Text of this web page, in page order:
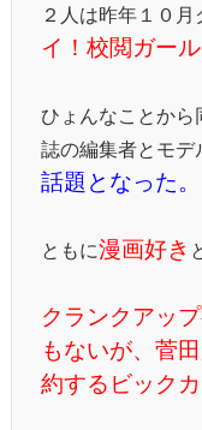
２人は昨年１０月
イ！校閲ガー
ひょんなことから
誌の編集者とモデ
話題となった。
ともに漫画好き
クランクアッ
もないが、菅
約するビック